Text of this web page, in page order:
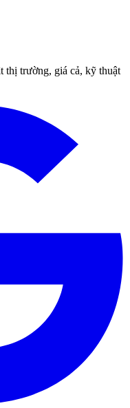
thị trường, giá cả, kỹ thuật